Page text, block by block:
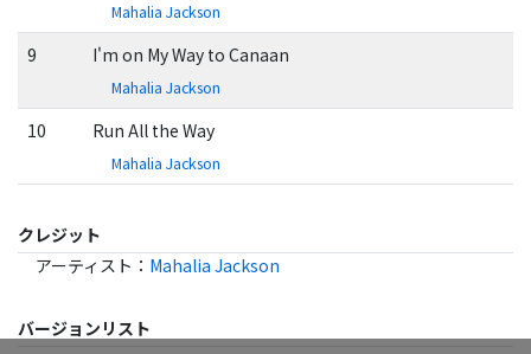
Mahalia Jackson
9 I'm on My Way to Canaan
Mahalia Jackson
10 Run All the Way
Mahalia Jackson
クレジット
アーティスト ： Mahalia Jackson
バージョンリスト